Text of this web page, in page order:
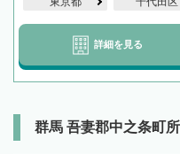
詳細を見る
群馬 吾妻郡中之条町